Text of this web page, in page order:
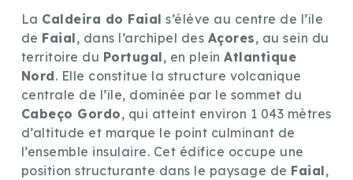
La Caldeira do Faial s’élève au centre de l’île
de Faial, dans l’archipel des Açores, au sein du
territoire du Portugal, en pleinAtlantique
Nord. Elle constitue la structure volcanique
centrale de l’île, dominée par le sommet du
Cabeço Gordo, qui atteint environ 1 043 mètres
d’altitude et marque le point culminant de
l’ensemble insulaire. Cet édifice occupe une
position structurante dans le paysage de Faial,